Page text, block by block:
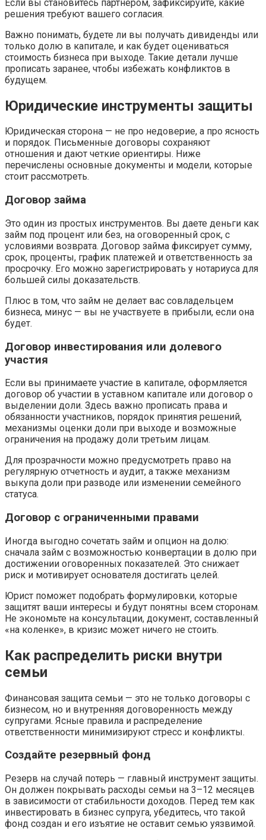
Если вы становитесь партнером, зафиксируйте, какие
решения требуют вашего согласия.
Важно понимать, будете ли вы получать дивиденды или
только долю в капитале, и как будет оцениваться
стоимость бизнеса при выходе. Такие детали лучше
прописать заранее, чтобы избежать конфликтов в
будущем.
Юридические инструменты защиты
Юридическая сторона — не про недоверие, а про ясность
и порядок. Письменные договоры сохраняют
отношения и дают четкие ориентиры. Ниже
перечислены основные документы и модели, которые
стоит рассмотреть.
Договор займа
Это один из простых инструментов. Вы даете деньги как
займ под процент или без, на оговоренный срок, с
условиями возврата. Договор займа фиксирует сумму,
срок, проценты, график платежей и ответственность за
просрочку. Его можно зарегистрировать у нотариуса для
большей силы доказательств.
Плюс в том, что займ не делает вас совладельцем
бизнеса, минус — вы не участвуете в прибыли, если она
будет.
Договор инвестирования или долевого
участия
Если вы принимаете участие в капитале, оформляется
договор об участии в уставном капитале или договор о
выделении доли. Здесь важно прописать права и
обязанности участников, порядок принятия решений,
механизмы оценки доли при выходе и возможные
ограничения на продажу доли третьим лицам.
Для прозрачности можно предусмотреть право на
регулярную отчетность и аудит, а также механизм
выкупа доли при разводе или изменении семейного
статуса.
Договор с ограниченными правами
Иногда выгодно сочетать займ и опцион на долю:
сначала займ с возможностью конвертации в долю при
достижении оговоренных показателей. Это снижает
риск и мотивирует основателя достигать целей.
Юрист поможет подобрать формулировки, которые
защитят ваши интересы и будут понятны всем сторонам.
Не экономьте на консультации, документ, составленный
«на коленке», в кризис может ничего не стоить.
Как распределить риски внутри
семьи
Финансовая защита семьи — это не только договоры с
бизнесом, но и внутренняя договоренность между
супругами. Ясные правила и распределение
ответственности минимизируют стресс и конфликты.
Создайте резервный фонд
Резерв на случай потерь — главный инструмент защиты.
Он должен покрывать расходы семьи на 3–12 месяцев
в зависимости от стабильности доходов. Перед тем как
инвестировать в бизнес супруга, убедитесь, что такой
фонд создан и его изъятие не оставит семью уязвимой.